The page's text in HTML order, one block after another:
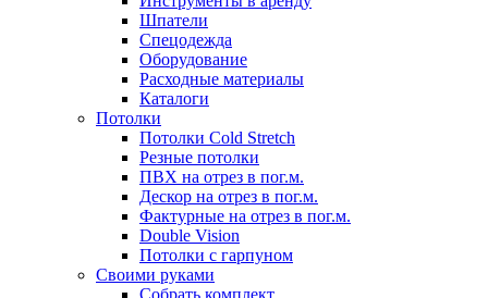
Шпатели
Спецодежда
Оборудование
Расходные материалы
Каталоги
Потолки
Потолки Cold Stretch
Резные потолки
ПВХ на отрез в пог.м.
Дескор на отрез в пог.м.
Фактурные на отрез в пог.м.
Double Vision
Потолки с гарпуном
Своими руками
Собрать комплект